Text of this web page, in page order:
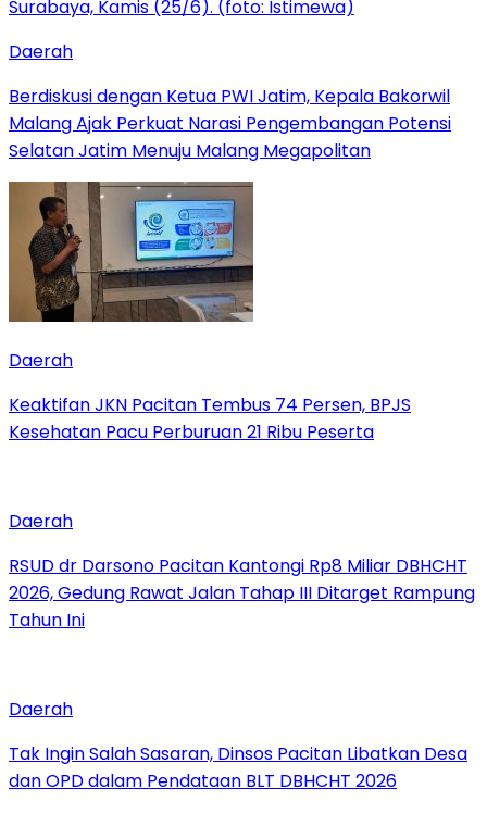
Daerah
Berdiskusi dengan Ketua PWI Jatim, Kepala Bakorwil
Malang Ajak Perkuat Narasi Pengembangan Potensi
Selatan Jatim Menuju Malang Megapolitan
Daerah
Keaktifan JKN Pacitan Tembus 74 Persen, BPJS
Kesehatan Pacu Perburuan 21 Ribu Peserta
Daerah
RSUD dr Darsono Pacitan Kantongi Rp8 Miliar DBHCHT
2026, Gedung Rawat Jalan Tahap III Ditarget Rampung
Tahun Ini
Daerah
Tak Ingin Salah Sasaran, Dinsos Pacitan Libatkan Desa
dan OPD dalam Pendataan BLT DBHCHT 2026